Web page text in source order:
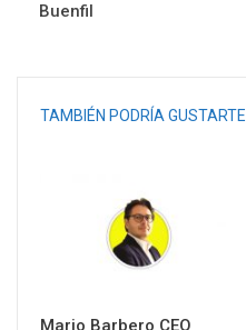
Buenfil
TAMBIÉN PODRÍA GUSTARTE
Mario Barbero CEO